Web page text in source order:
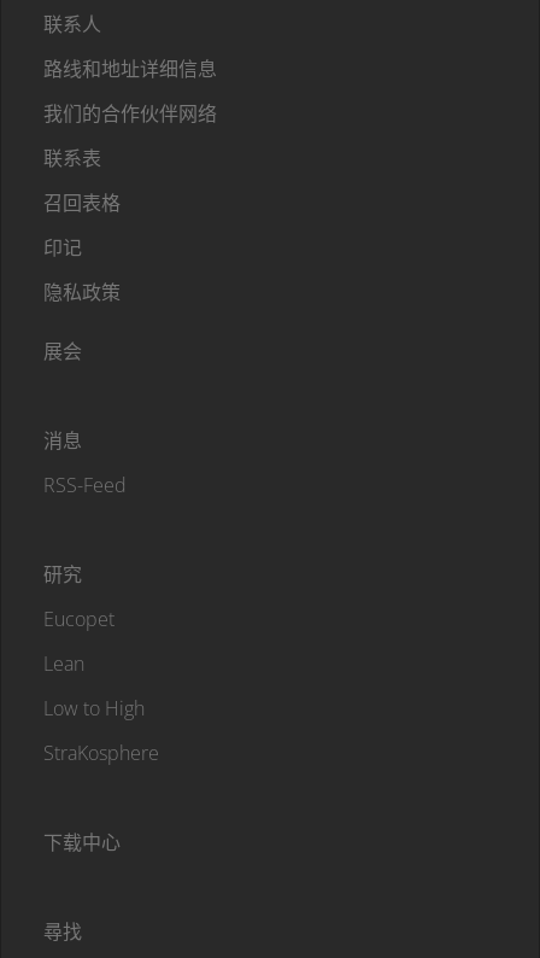
联系人
路线和地址详细信息
我们的合作伙伴网络
联系表
召回表格
印记
隐私政策
展会
消息
RSS-Feed
研究
Eucopet
Lean
Low to High
StraKosphere
下载中心
尋找